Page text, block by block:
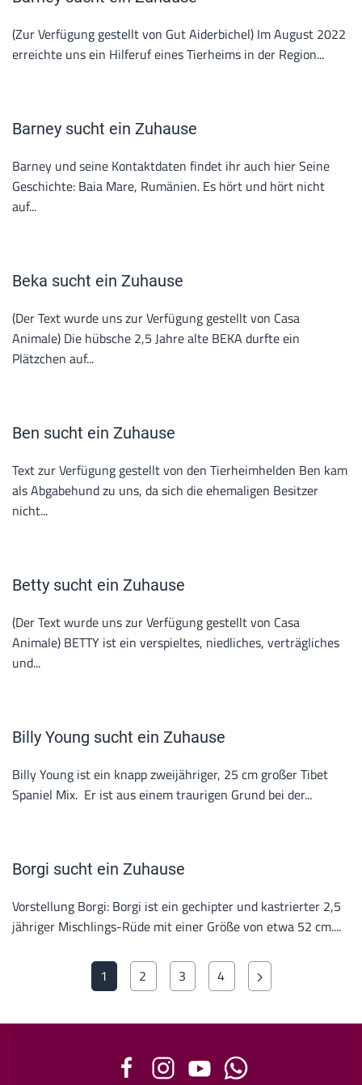
(Zur Verfügung gestellt von Gut Aiderbichel) Im August 2022
erreichte uns ein Hilferuf eines Tierheims in der Region...
Barney sucht ein Zuhause
Barney und seine Kontaktdaten findet ihr auch hier Seine
Geschichte: Baia Mare, Rumänien. Es hört und hört nicht
auf...
Beka sucht ein Zuhause
(Der Text wurde uns zur Verfügung gestellt von Casa
Animale) Die hübsche 2,5 Jahre alte BEKA durfte ein
Plätzchen auf...
Ben sucht ein Zuhause
Text zur Verfügung gestellt von den Tierheimhelden Ben kam
als Abgabehund zu uns, da sich die ehemaligen Besitzer
nicht...
Betty sucht ein Zuhause
(Der Text wurde uns zur Verfügung gestellt von Casa
Animale) BETTY ist ein verspieltes, niedliches, verträgliches
und...
Billy Young sucht ein Zuhause
Billy Young ist ein knapp zweijähriger, 25 cm großer Tibet
Spaniel Mix. Er ist aus einem traurigen Grund bei der...
Borgi sucht ein Zuhause
Vorstellung Borgi: Borgi ist ein gechipter und kastrierter 2,5
jähriger Mischlings-Rüde mit einer Größe von etwa 52 cm....
1 2 3 4